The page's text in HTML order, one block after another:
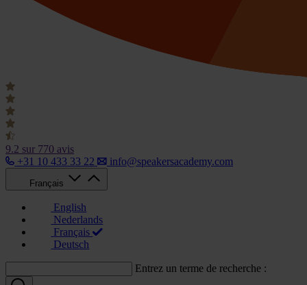
9.2 sur 770 avis
+31 10 433 33 22
info@speakersacademy.com
Français
English
Nederlands
Français
Deutsch
Entrez un terme de recherche :